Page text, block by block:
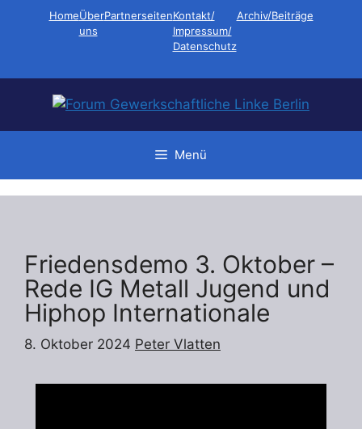
HomeÜber
uns
PartnerseitenKontakt/
Impressum/
Datenschutz
Archiv/Beiträge
Menü
Friedensdemo 3. Oktober –
Rede IG Metall Jugend und
Hiphop Internationale
8. Oktober 2024 Peter Vlatten